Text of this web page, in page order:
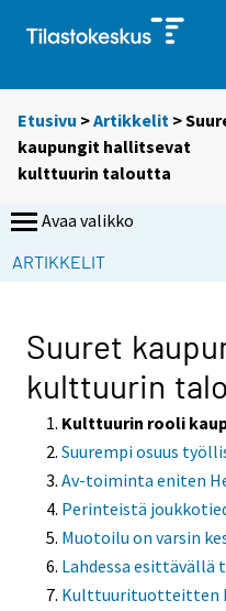
Etusivu >Artikkelit >
kaupungit hallitsevat
kulttuurin taloutta
Avaa valikko
ARTIKKELIT
Suuret
kulttuurin
Kulttuurin rooli
Suurempi osuus
Av-toiminta eniten
Perinteistä
Muotoilu on varsin
Lahdessa esittävällä
Kulttuurituotteitten